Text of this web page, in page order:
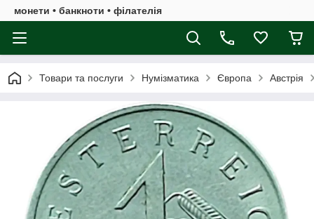
монети • банкноти • філателія
Товари та послуги Нумізматика Європа Австрія